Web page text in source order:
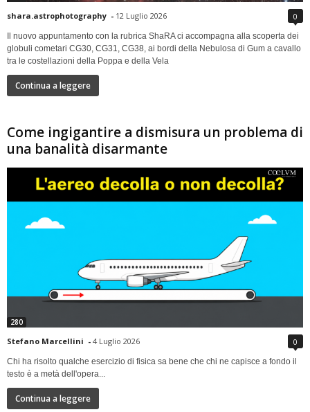
shara.astrophotography - 12 Luglio 2026 0
Il nuovo appuntamento con la rubrica ShaRA ci accompagna alla scoperta dei
globuli cometari CG30, CG31, CG38, ai bordi della Nebulosa di Gum a cavallo
tra le costellazioni della Poppa e della Vela
Continua a leggere
Come ingigantire a dismisura un problema di
una banalità disarmante
280
Stefano Marcellini - 4 Luglio 2026 0
Chi ha risolto qualche esercizio di fisica sa bene che chi ne capisce a fondo il
testo è a metà dell'opera...
Continua a leggere